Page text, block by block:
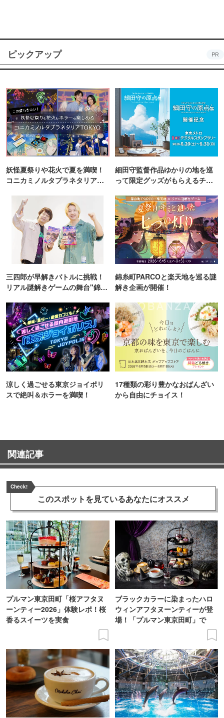
ピックアップ PR
妖怪夏祭りや花火で夏を満喫！
コニカミノルタプラネタリア
細田守監督作品ゆかりの地を巡
って限定グッズがもらえるチャ
三四郎が早解きバトルに挑戦！
リアル謎解きゲームの舞台"錦糸
錦糸町PARCOと楽天地を巡る謎
解き企画が開催！
涼しく過ごせる東京ジョイポリ
スで絶叫＆ホラーを満喫！
17種類の彩り豊かなおばんざい
から自由にチョイス！
関連記事
Check!
このスポットを見ているあなたにオススメ
プルマン東京田町「桜アフタヌ
ーンティー2026」体験レポ！桜
香るスイーツを実食
ブラックカラーに染まったハロ
ウィンアフタヌーンティーが登
場！「プルマン東京田町」で